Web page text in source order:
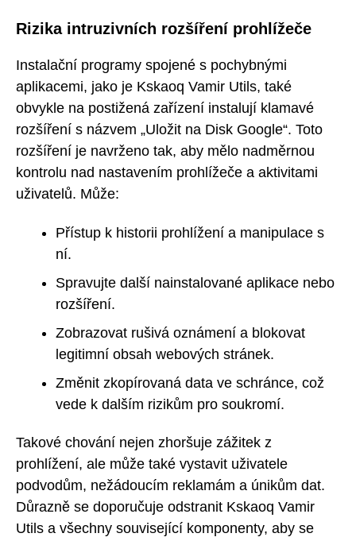
Rizika intruzivních rozšíření prohlížeče
Instalační programy spojené s pochybnými
aplikacemi, jako je Kskaoq Vamir Utils, také
obvykle na postižená zařízení instalují klamavé
rozšíření s názvem „Uložit na Disk Google“. Toto
rozšíření je navrženo tak, aby mělo nadměrnou
kontrolu nad nastavením prohlížeče a aktivitami
uživatelů. Může:
Přístup k historii prohlížení a manipulace s
ní.
Spravujte další nainstalované aplikace nebo
rozšíření.
Zobrazovat rušivá oznámení a blokovat
legitimní obsah webových stránek.
Změnit zkopírovaná data ve schránce, což
vede k dalším rizikům pro soukromí.
Takové chování nejen zhoršuje zážitek z
prohlížení, ale může také vystavit uživatele
podvodům, nežádoucím reklamám a únikům dat.
Důrazně se doporučuje odstranit Kskaoq Vamir
Utils a všechny související komponenty, aby se